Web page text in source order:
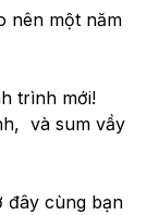
với tình trạng
nên một năm
trình mới!
và sum vầy
đây cùng bạn